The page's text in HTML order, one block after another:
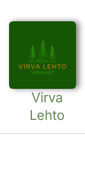
Virva
Lehto